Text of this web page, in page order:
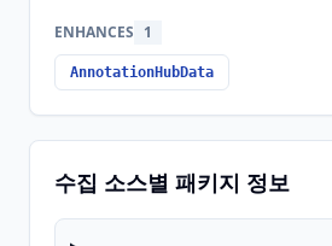
ENHANCES 1
AnnotationHubData
수집 소스별 패키지 정보